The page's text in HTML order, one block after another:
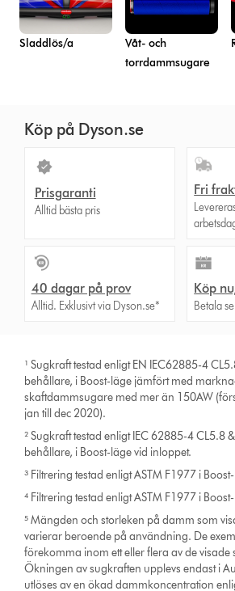
Sladdlös/a
Våt- och
torrdammsugare
Köp på Dyson.se
Prisgaranti
Alltid bästa pris
Fri
40 dagar på prov
Alltid. Exklusivt via Dyson.se*
Köp
Betala
¹ Sugkraft testad enligt EN IEC62885-4
behållare, i Boost-läge jämfört med
skaftdammsugare med mer än 150AW
jan till dec 2020).
² Sugkraft testad enligt IEC 62885-4 CL5.8
behållare, i Boost-läge vid inloppet.
³ Filtrering testad enligt ASTM F1977 i
⁴ Filtrering testad enligt ASTM F1977 i
⁵ Mängden och storleken på damm som
varierar beroende på användning. De
förekomma inom ett eller flera av de visade
Ökningen av sugkraften upplevs endast i
utlöses av en ökad dammkoncentration